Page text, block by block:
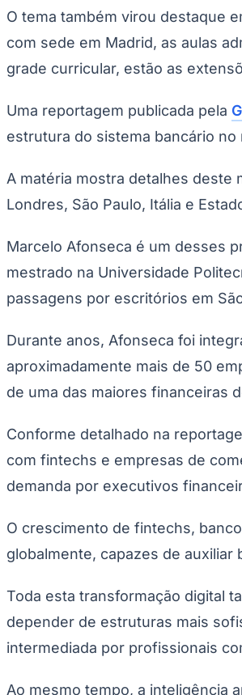
Sul-Americana
Copa América
Champions League
Premier League
La Liga
Times - Ir direto
O tema também virou destaque
com sede em Madrid, as aulas
grade curricular, estão as
Uma reportagem publicada pela
estrutura do sistema bancário no
A matéria mostra detalhes deste
Londres, São Paulo, Itália e
Marcelo Afonseca é um desses
mestrado na Universidade
passagens por escritórios em
Durante anos, Afonseca foi
aproximadamente mais de 50
de uma das maiores financeiras
Conforme detalhado na
com fintechs e empresas de
demanda por executivos
O crescimento de fintechs,
globalmente, capazes de
Toda esta transformação digital
depender de estruturas mais
intermediada por profissionais
Ao mesmo tempo, a inteligência